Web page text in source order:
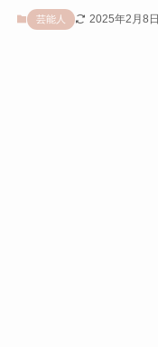
芸能人 2025年2月8日